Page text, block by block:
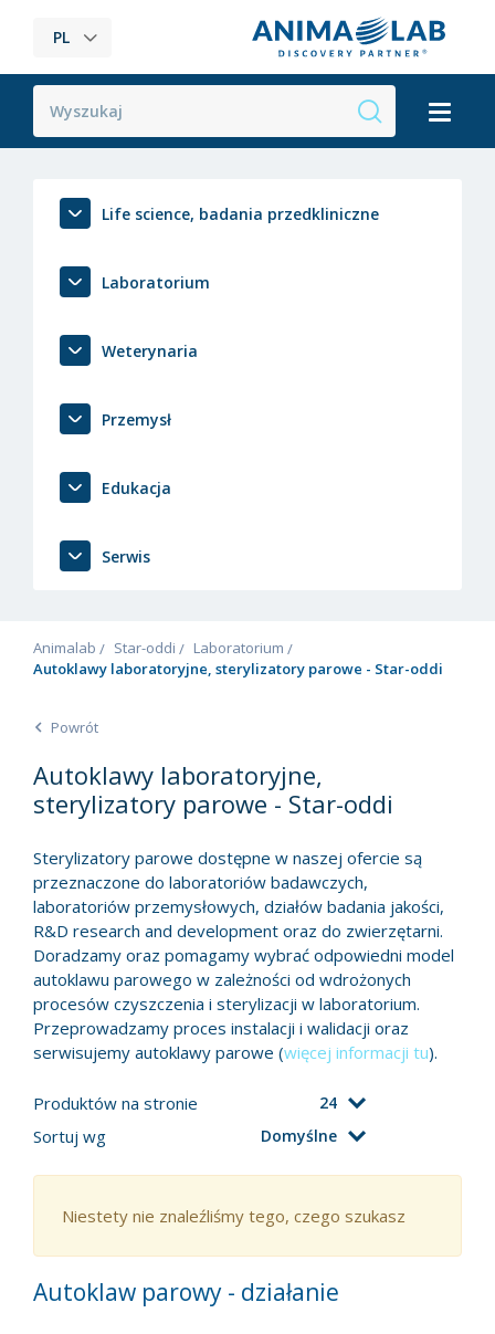
PL
Life science, badania przedkliniczne
Laboratorium
Weterynaria
Przemysł
Edukacja
Serwis
Animalab Star-oddi
Laboratorium
Autoklawy laboratoryjne, sterylizatory parowe - Star-oddi
Powrót
Autoklawy laboratoryjne,
sterylizatory parowe - Star-oddi
Sterylizatory parowe dostępne w naszej ofercie są
przeznaczone do laboratoriów badawczych,
laboratoriów przemysłowych, działów badania jakości,
R&D research and development oraz do zwierzętarni.
Doradzamy oraz pomagamy wybrać odpowiedni model
autoklawu parowego w zależności od wdrożonych
procesów czyszczenia i sterylizacji w laboratorium.
Przeprowadzamy proces instalacji i walidacji oraz
serwisujemy autoklawy parowe (więcej informacji tu).
Produktów na stronie 24
Sortuj wg Domyślne
Niestety nie znaleźliśmy tego, czego szukasz
Autoklaw parowy - działanie